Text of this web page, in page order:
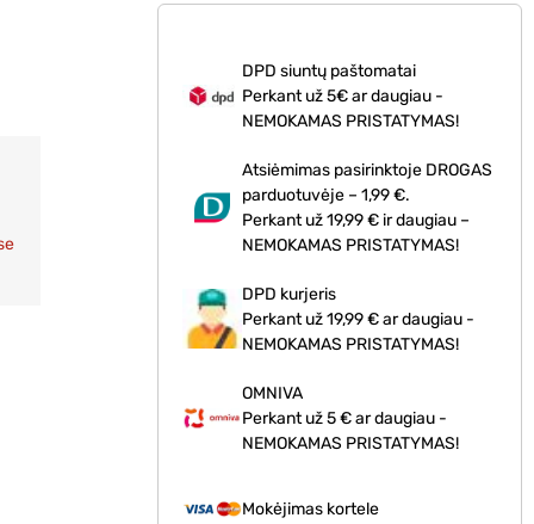
DPD siuntų paštomatai
Perkant už 5€ ar daugiau -
NEMOKAMAS PRISTATYMAS!
Atsiėmimas pasirinktoje DROGAS
parduotuvėje – 1,99 €.
Perkant už 19,99 € ir daugiau –
NEMOKAMAS PRISTATYMAS!
DPD kurjeris
Perkant už 19,99 € ar daugiau -
NEMOKAMAS PRISTATYMAS!
OMNIVA
Perkant už 5 € ar daugiau -
NEMOKAMAS PRISTATYMAS!
Mokėjimas kortele